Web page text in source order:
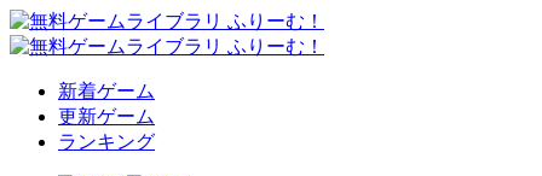
新着ゲーム
更新ゲーム
ランキング